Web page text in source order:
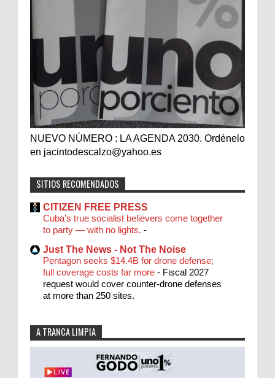
NUEVO NÚMERO : LA AGENDA 2030. Ordénelo
en jacintodescalzo@yahoo.es
SITIOS RECOMENDADOS
CITIZEN FREE PRESS
Cuba’s true socialist believers come together
to party — with no lights. -
Just The News - Not The Noise
Pentagon seeks $14.4B for drone defense;
full coverage costs far more - Fiscal 2027
request would cover counter-drone defenses
at more than 250 sites.
A TRANCA LIMPIA